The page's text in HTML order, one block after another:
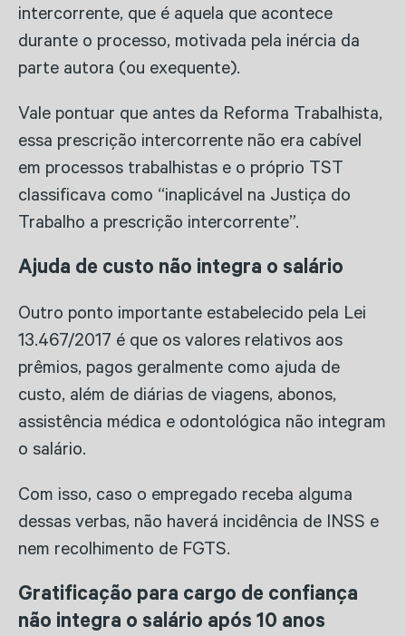
intercorrente, que é aquela que acontece
durante o processo, motivada pela inércia da
parte autora (ou exequente).
Vale pontuar que antes da Reforma Trabalhista,
essa prescrição intercorrente não era cabível
em processos trabalhistas e o próprio TST
classificava como “inaplicável na Justiça do
Trabalho a prescrição intercorrente”.
Ajuda de custo não integra o salário
Outro ponto importante estabelecido pela Lei
13.467/2017 é que os valores relativos aos
prêmios, pagos geralmente como ajuda de
custo, além de diárias de viagens, abonos,
assistência médica e odontológica não integram
o salário.
Com isso, caso o empregado receba alguma
dessas verbas, não haverá incidência de INSS e
nem recolhimento de FGTS.
Gratificação para cargo de confiança
não integra o salário após 10 anos